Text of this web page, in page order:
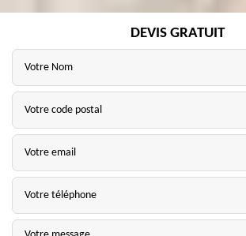
DEVIS GRATUIT